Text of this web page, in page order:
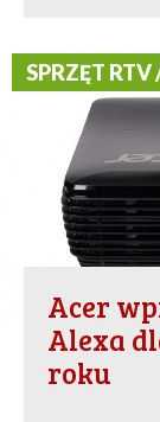
SPRZĘT
Acer
Alexa
roku